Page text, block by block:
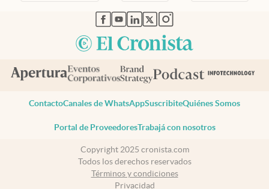
abre en nueva pestaña
abre en nueva pestaña
abre en nueva pestaña
abre en nueva pestaña
abre en nueva pestaña
ContactoCanales de WhatsAppSuscribiteQuiénes Somos
Portal de ProveedoresTrabajá con nosotros
Copyright 2025 cronista.com
Todos los derechos reservados
Términos y condiciones
Privacidad